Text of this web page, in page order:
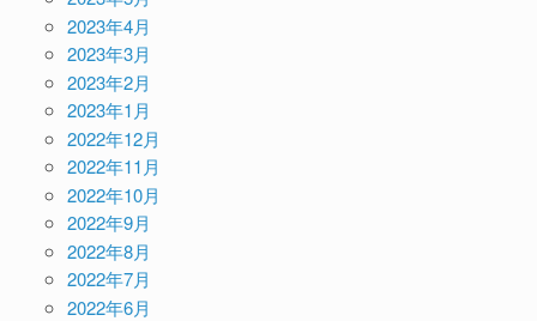
2023年4月
2023年3月
2023年2月
2023年1月
2022年12月
2022年11月
2022年10月
2022年9月
2022年8月
2022年7月
2022年6月